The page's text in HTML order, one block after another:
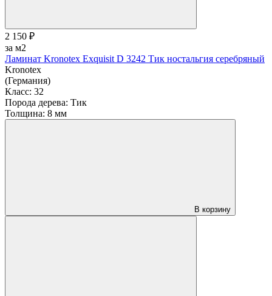
2 150 ₽
за м2
Ламинат Kronotex Exquisit D 3242 Тик ностальгия серебряный
Kronotex
(Германия)
Класс: 32
Порода дерева: Тик
Толщина: 8 мм
В корзину